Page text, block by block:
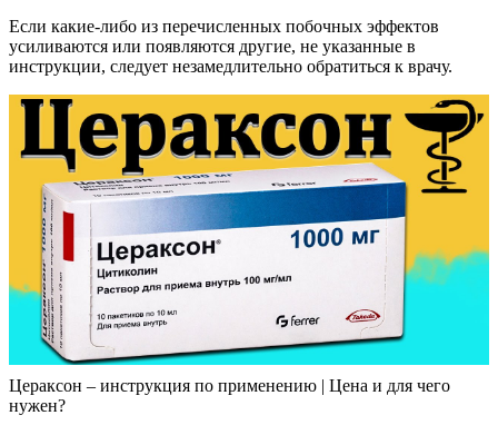
Если какие-либо из перечисленных побочных эффектов
усиливаются или появляются другие, не указанные в
инструкции, следует незамедлительно обратиться к врачу.
Цераксон – инструкция по применению | Цена и для чего
нужен?